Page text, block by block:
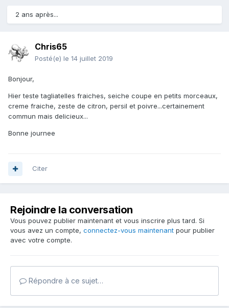
2 ans après...
Chris65
Posté(e) le 14 juillet 2019
Bonjour,
Hier teste tagliatelles fraiches, seiche coupe en petits morceaux,
creme fraiche, zeste de citron, persil et poivre...certainement
commun mais delicieux...
Bonne journee
Citer
Rejoindre la conversation
Vous pouvez publier maintenant et vous inscrire plus tard. Si
vous avez un compte, connectez-vous maintenant pour publier
avec votre compte.
Répondre à ce sujet…